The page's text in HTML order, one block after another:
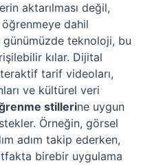
aktarılması değil,
dahil
teknoloji, bu
kılar. Dijital
tarif videoları,
ve kültürel veri
stillerine uygun
Örneğin, görsel
adım takip ederken,
birebir uygulama